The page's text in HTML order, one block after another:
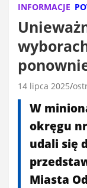
INFORMACJE
14 lipca 2025
W
okręgu
udali się
Miasta